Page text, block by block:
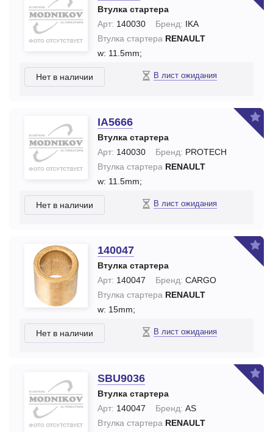
Втулка стартера
Арт: 140030 Бренд: IKA
Втулка стартера RENAULT
w: 11.5mm;
Нет в наличии В лист ожидания
IA5666
Втулка стартера
Арт: 140030 Бренд: PROTECH
Втулка стартера RENAULT
w: 11.5mm;
Нет в наличии В лист ожидания
140047
Втулка стартера
Арт: 140047 Бренд: CARGO
Втулка стартера RENAULT
w: 15mm;
Нет в наличии В лист ожидания
SBU9036
Втулка стартера
Арт: 140047 Бренд: AS
Втулка стартера RENAULT